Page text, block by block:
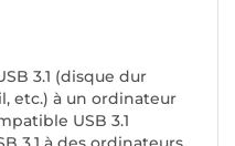
3.1 (disque dur
etc.) à un ordinateur
USB 3.1